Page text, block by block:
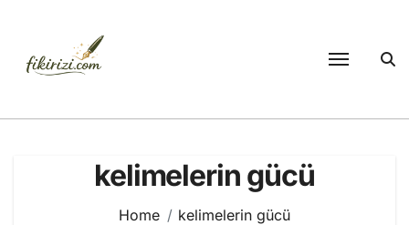
kelimelerin gücü
Home kelimelerin gücü